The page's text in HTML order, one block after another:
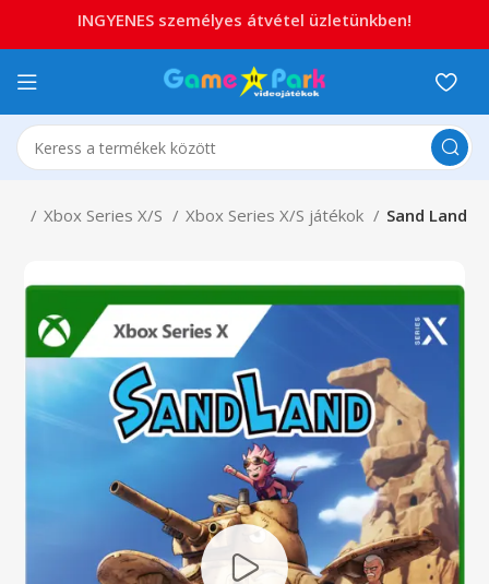
Xbox Series X/S Xbox Series X/S játékok Sand Land
INGYENES személyes átvétel üzletünkben!